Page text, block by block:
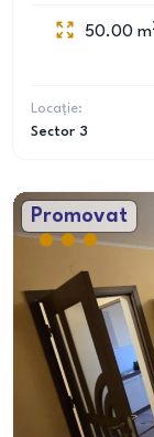
50.00 m
Locație:
Sector 3
Promovat